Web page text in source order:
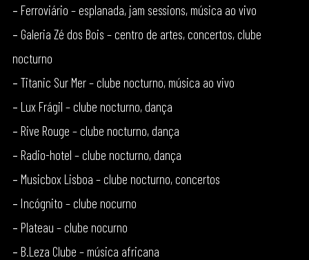
– Ferroviário – esplanada, jam sessions, música ao vivo
– Galeria Zé dos Bois – centro de artes, concertos, clube
nocturno
– Titanic Sur Mer – clube nocturno, música ao vivo
– Lux Frágil – clube nocturno, dança
– Rive Rouge – clube nocturno, dança
– Radio-hotel – clube nocturno, dança
– Musicbox Lisboa – clube nocturno, concertos
– Incógnito – clube nocurno
– Plateau – clube nocurno
– B.Leza Clube – música africana